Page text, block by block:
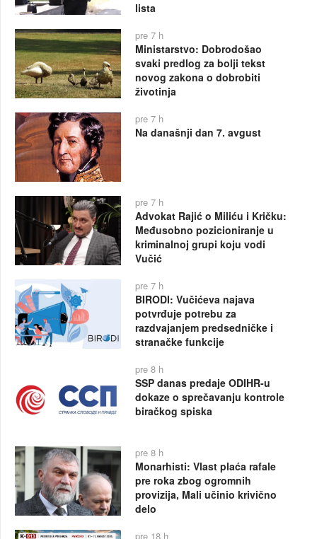
lista
pre 7 h
Ministarstvo: Dobrodošao
svaki predlog za bolji tekst
novog zakona o dobrobiti
životinja
pre 7 h
Na današnji dan 7. avgust
pre 7 h
Advokat Rajić o Miliću i Kričku:
Međusobno pozicioniranje u
kriminalnoj grupi koju vodi
Vučić
pre 7 h
BIRODI: Vučićeva najava
potvrđuje potrebu za
razdvajanjem predsedničke i
stranačke funkcije
pre 8 h
SSP danas predaje ODIHR-u
dokaze o sprečavanju kontrole
biračkog spiska
pre 8 h
Monarhisti: Vlast plaća rafale
pre roka zbog ogromnih
provizija, Mali učinio krivično
delo
pre 18 h